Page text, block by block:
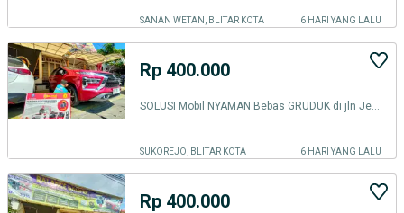
SANAN WETAN, BLITAR KOTA 6 HARI YANG LALU
Rp 400.000
SUKOREJO, BLITAR KOTA 6 HARI YANG LALU
Rp 400.000